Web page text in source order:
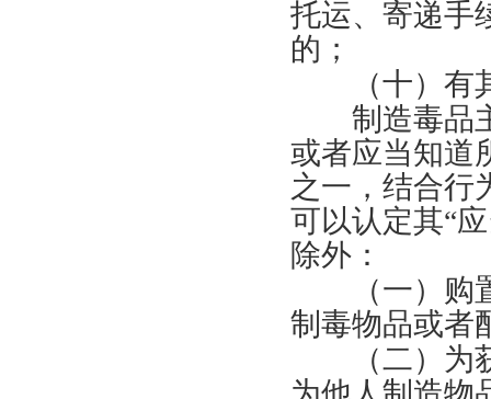
托运、寄递手
的；
（十）有其
制造毒品主
或者应当知道
之一，结合行
可以认定其“
除外：
（一）购置
制毒物品或者
（二）为获